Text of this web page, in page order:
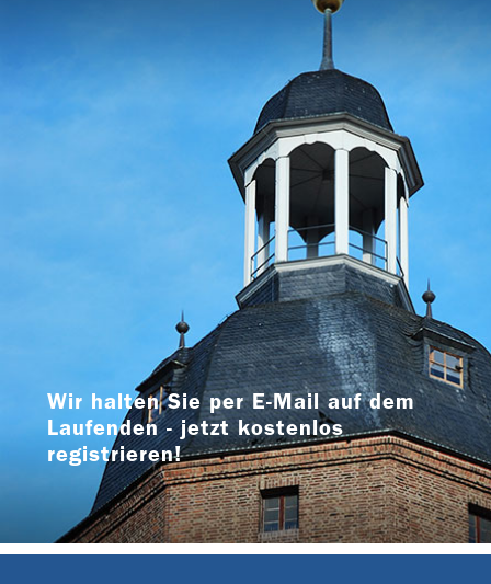
Wir halten Sie per E-Mail auf dem
Laufenden - jetzt kostenlos
registrieren!